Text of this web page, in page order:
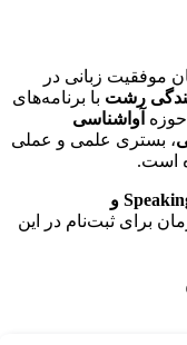
موفقیت زبانی در
رشت با برنامه‌های
آواشناسی
، بستری علمی و عملی
است.
و
برای ثبت‌نام در این